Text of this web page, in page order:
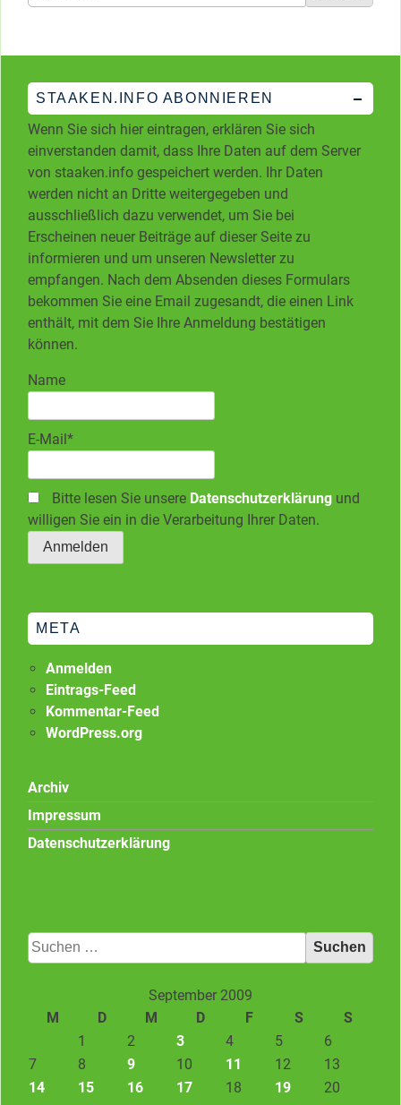
nach:
STAAKEN.INFO ABONNIEREN
Wenn Sie sich hier eintragen, erklären Sie sich
einverstanden damit, dass Ihre Daten auf dem Server
von staaken.info gespeichert werden. Ihr Daten
werden nicht an Dritte weitergegeben und
ausschließlich dazu verwendet, um Sie bei
Erscheinen neuer Beiträge auf dieser Seite zu
informieren und um unseren Newsletter zu
empfangen. Nach dem Absenden dieses Formulars
bekommen Sie eine Email zugesandt, die einen Link
enthält, mit dem Sie Ihre Anmeldung bestätigen
können.
Name
E-Mail*
Bitte lesen Sie unsere Datenschutzerklärung und
willigen Sie ein in die Verarbeitung Ihrer Daten.
META
Anmelden
Eintrags-Feed
Kommentar-Feed
WordPress.org
Archiv
Impressum
Datenschutzerklärung
Suchen
nach:
September 2009
M
D M D F S
S
1
2 3 4 5
6
7
8 9 10 11 12
13
14
15 16 17 18 19
20